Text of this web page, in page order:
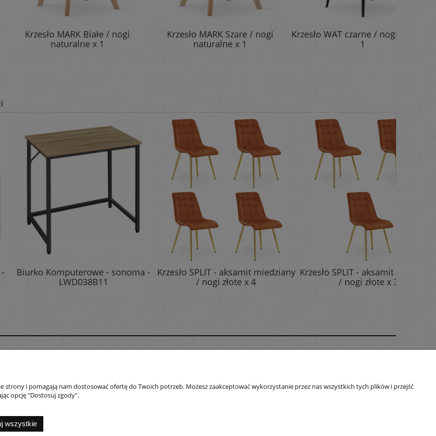
MARK Białe / nogi
naturalne x 1
Krzesło MARK Szare / nogi
naturalne x 1
Krzesło WAT czarne / nogi czarne x
- sonoma -
LWD038B11
Krzesło SPLIT - aksamit miedziany
/ nogi złote x 4
Krzesło SPLIT - aksamit miedziany
/ nogi złote x 3
Czas i koszty dostawy
Czas realizacji zamówienia
Jak kupować?
O firmie
Shoper.pl
strony i pomagają nam dostosować ofertę do Twoich potrzeb. Możesz zaakceptować wykorzystanie przez nas wszystkich tych plików i przejść
opcję "Dostosuj zgody".
wszystkie